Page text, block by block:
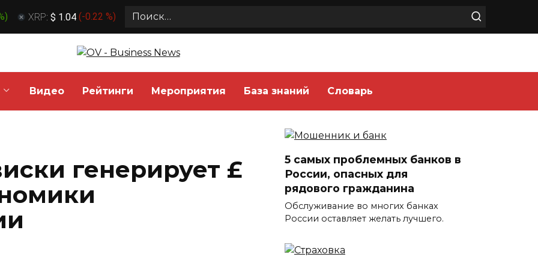
) XRP: $ 1.04 (-0.22 %)
Search
Видео Рейтинги Мероприятия База знаний Словарь
генерирует £
5 самых проблемных банков в
России, опасных для
рядового гражданина
Обслуживание во многих банках
России оставляет желать лучшего.